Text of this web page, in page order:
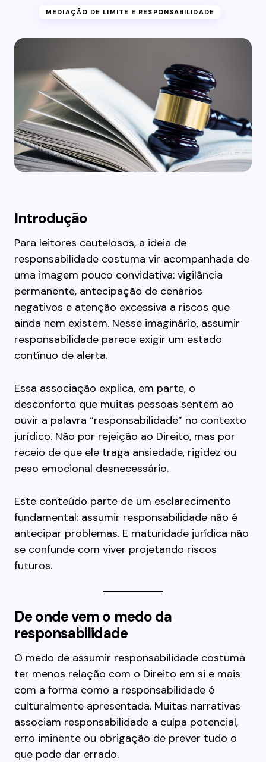
MEDIAÇÃO DE LIMITE E RESPONSABILIDADE
Introdução
Para leitores cautelosos, a ideia de
responsabilidade costuma vir acompanhada de
uma imagem pouco convidativa: vigilância
permanente, antecipação de cenários
negativos e atenção excessiva a riscos que
ainda nem existem. Nesse imaginário, assumir
responsabilidade parece exigir um estado
contínuo de alerta.
Essa associação explica, em parte, o
desconforto que muitas pessoas sentem ao
ouvir a palavra “responsabilidade” no contexto
jurídico. Não por rejeição ao Direito, mas por
receio de que ele traga ansiedade, rigidez ou
peso emocional desnecessário.
Este conteúdo parte de um esclarecimento
fundamental: assumir responsabilidade não é
antecipar problemas. E maturidade jurídica não
se confunde com viver projetando riscos
futuros.
De onde vem o medo da
responsabilidade
O medo de assumir responsabilidade costuma
ter menos relação com o Direito em si e mais
com a forma como a responsabilidade é
culturalmente apresentada. Muitas narrativas
associam responsabilidade a culpa potencial,
erro iminente ou obrigação de prever tudo o
que pode dar errado.